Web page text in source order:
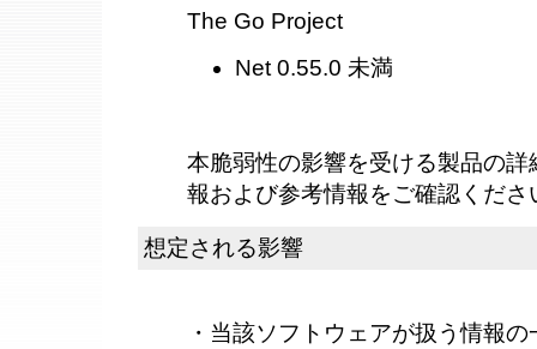
The Go Project
Net 0.55.0 未満
本脆弱性の影響を受ける製品の
報および参考情報をご確認くださ
想定される影響
・当該ソフトウェアが扱う情報